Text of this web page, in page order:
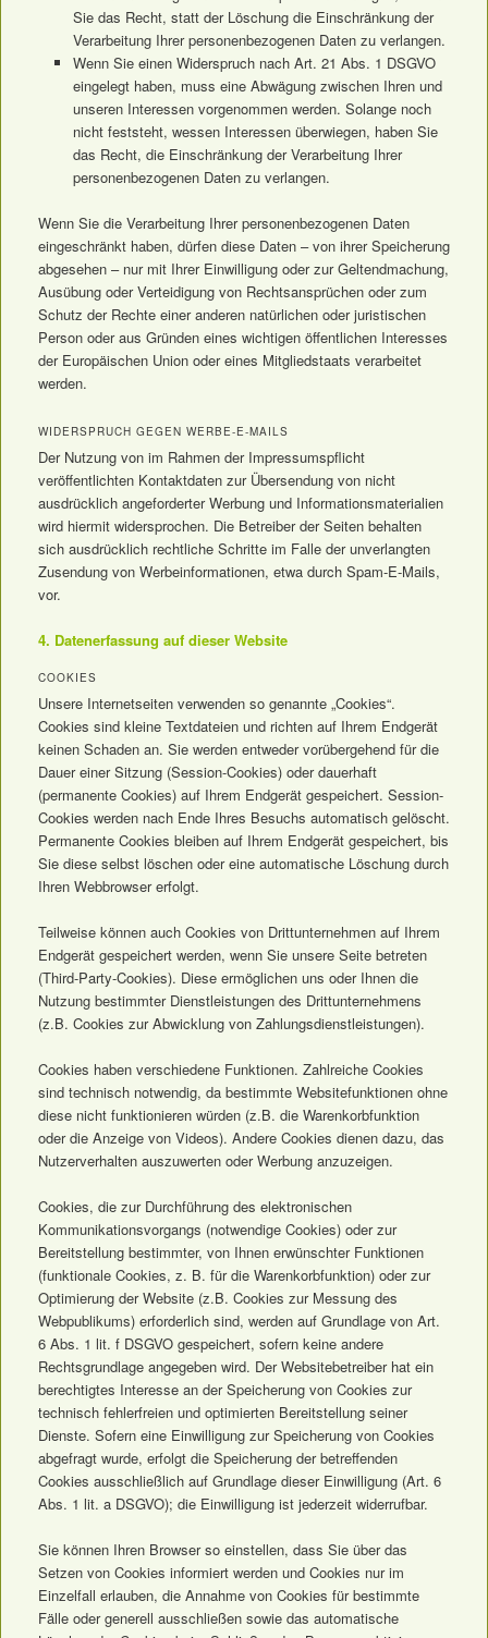
Sie das Recht, statt der Löschung die Einschränkung der
Verarbeitung Ihrer personenbezogenen Daten zu verlangen.
Wenn Sie einen Widerspruch nach Art. 21 Abs. 1 DSGVO
eingelegt haben, muss eine Abwägung zwischen Ihren und
unseren Interessen vorgenommen werden. Solange noch
nicht feststeht, wessen Interessen überwiegen, haben Sie
das Recht, die Einschränkung der Verarbeitung Ihrer
personenbezogenen Daten zu verlangen.
Wenn Sie die Verarbeitung Ihrer personenbezogenen Daten
eingeschränkt haben, dürfen diese Daten – von ihrer Speicherung
abgesehen – nur mit Ihrer Einwilligung oder zur Geltendmachung,
Ausübung oder Verteidigung von Rechtsansprüchen oder zum
Schutz der Rechte einer anderen natürlichen oder juristischen
Person oder aus Gründen eines wichtigen öffentlichen Interesses
der Europäischen Union oder eines Mitgliedstaats verarbeitet
werden.
WIDERSPRUCH GEGEN WERBE-E-MAILS
Der Nutzung von im Rahmen der Impressumspflicht
veröffentlichten Kontaktdaten zur Übersendung von nicht
ausdrücklich angeforderter Werbung und Informationsmaterialien
wird hiermit widersprochen. Die Betreiber der Seiten behalten
sich ausdrücklich rechtliche Schritte im Falle der unverlangten
Zusendung von Werbeinformationen, etwa durch Spam-E-Mails,
vor.
4. Datenerfassung auf dieser Website
COOKIES
Unsere Internetseiten verwenden so genannte „Cookies“.
Cookies sind kleine Textdateien und richten auf Ihrem Endgerät
keinen Schaden an. Sie werden entweder vorübergehend für die
Dauer einer Sitzung (Session-Cookies) oder dauerhaft
(permanente Cookies) auf Ihrem Endgerät gespeichert. Session-
Cookies werden nach Ende Ihres Besuchs automatisch gelöscht.
Permanente Cookies bleiben auf Ihrem Endgerät gespeichert, bis
Sie diese selbst löschen oder eine automatische Löschung durch
Ihren Webbrowser erfolgt.
Teilweise können auch Cookies von Drittunternehmen auf Ihrem
Endgerät gespeichert werden, wenn Sie unsere Seite betreten
(Third-Party-Cookies). Diese ermöglichen uns oder Ihnen die
Nutzung bestimmter Dienstleistungen des Drittunternehmens
(z.B. Cookies zur Abwicklung von Zahlungsdienstleistungen).
Cookies haben verschiedene Funktionen. Zahlreiche Cookies
sind technisch notwendig, da bestimmte Websitefunktionen ohne
diese nicht funktionieren würden (z.B. die Warenkorbfunktion
oder die Anzeige von Videos). Andere Cookies dienen dazu, das
Nutzerverhalten auszuwerten oder Werbung anzuzeigen.
Cookies, die zur Durchführung des elektronischen
Kommunikationsvorgangs (notwendige Cookies) oder zur
Bereitstellung bestimmter, von Ihnen erwünschter Funktionen
(funktionale Cookies, z. B. für die Warenkorbfunktion) oder zur
Optimierung der Website (z.B. Cookies zur Messung des
Webpublikums) erforderlich sind, werden auf Grundlage von Art.
6 Abs. 1 lit. f DSGVO gespeichert, sofern keine andere
Rechtsgrundlage angegeben wird. Der Websitebetreiber hat ein
berechtigtes Interesse an der Speicherung von Cookies zur
technisch fehlerfreien und optimierten Bereitstellung seiner
Dienste. Sofern eine Einwilligung zur Speicherung von Cookies
abgefragt wurde, erfolgt die Speicherung der betreffenden
Cookies ausschließlich auf Grundlage dieser Einwilligung (Art. 6
Abs. 1 lit. a DSGVO); die Einwilligung ist jederzeit widerrufbar.
Sie können Ihren Browser so einstellen, dass Sie über das
Setzen von Cookies informiert werden und Cookies nur im
Einzelfall erlauben, die Annahme von Cookies für bestimmte
Fälle oder generell ausschließen sowie das automatische